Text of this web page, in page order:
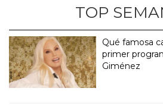
TOP
Qué famosa
primer
Giménez